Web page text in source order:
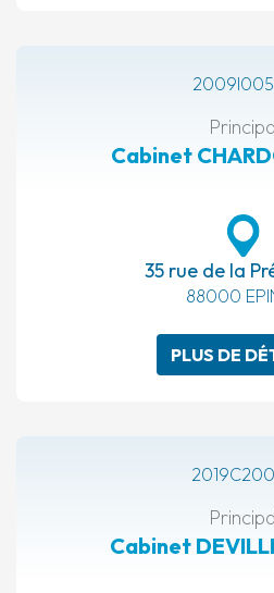
Cabinet
35 rue de la
88000
PLUS DE
Cabinet